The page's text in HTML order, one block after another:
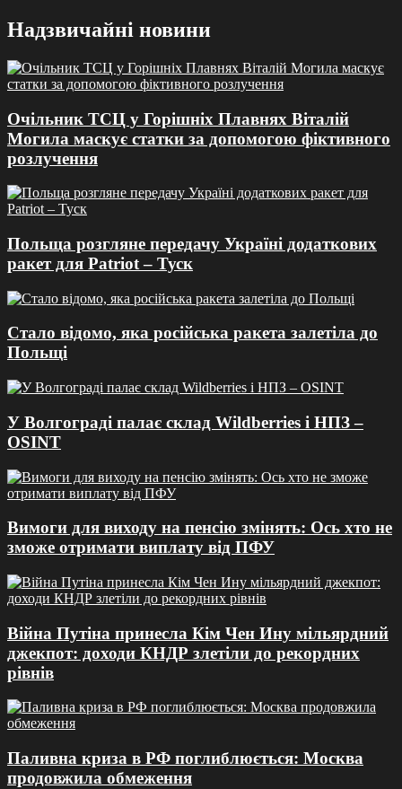
Перейти
до
вмісту
Надзвичайні новини
Очільник ТСЦ у Горішніх Плавнях Віталій
Могила маскує статки за допомогою фіктивного
розлучення
Польща розгляне передачу Україні додаткових
ракет для Patriot – Туск
Стало відомо, яка російська ракета залетіла до
Польщі
У Волгограді палає склад Wildberries і НПЗ –
OSINT
Вимоги для виходу на пенсію змінять: Ось хто не
зможе отримати виплату від ПФУ
Війна Путіна принесла Кім Чен Ину мільярдний
джекпот: доходи КНДР злетіли до рекордних
рівнів
Паливна криза в РФ поглиблюється: Москва
продовжила обмеження